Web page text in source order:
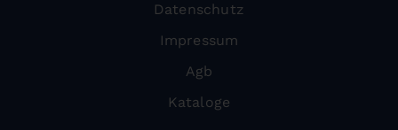
Datenschutz
Impressum
Agb
Kataloge